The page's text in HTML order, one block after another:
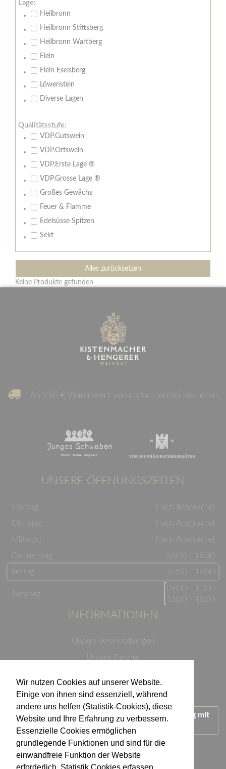
Wir nutzen Cookies auf unserer Website.
Einige von ihnen sind essenziell, während
andere uns helfen (Statistik-Cookies), diese
Website und Ihre Erfahrung zu verbessern.
Essenzielle Cookies ermöglichen
grundlegende Funktionen und sind für die
einwandfreie Funktion der Website
Lage:
Heilbronn
Heilbronn Stiftsberg
Heilbronn Wartberg
Flein
Flein Eselsberg
Löwenstein
Diverse Lagen
Qualitätsstufe:
VDP.Gutswein
VDP.Ortswein
VDP.Erste Lage ®
VDP.Grosse Lage ®
Großes Gewächs
Feuer & Flamme
Edelsüsse Spitzen
Sekt
Alles zurücksetzen
Keine Produkte gefunden
Ab 250 € Warenwert versandkostenfrei bestellen
UNSERE ÖFFNUNGSZEITEN
Montag
Nach Absprache!
Dienstag
Nach Absprache!
Mittwoch
Nach Absprache!
Donnerstag
16:00 - 18:30
Freitag
16:00 - 18:30
Samstag
09:00 - 11:00
13:00 - 16:00
INFORMATIONEN
Unsere Veranstaltungen
Unsere Partner
Impressum
Wir treten für einen verantwortungsvollen Umgang mit
Alkohol ein.
KONTAKT